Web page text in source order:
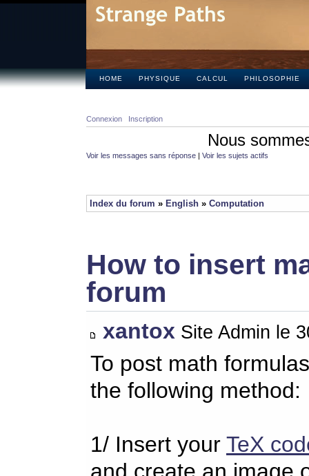
HOME PHYSIQUE CALCUL PHILOSOPHIE
Connexion Inscription
Nous
Voir les messages sans réponse | Voir les sujets actifs
Index du forum » English » Computation
How to insert
forum
xantox Site Admin le
To post math
the following method:
1/ Insert your TeX